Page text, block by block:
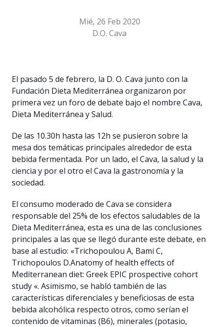
Mié, 26 Feb 2020
D.O. Cava
El pasado 5 de febrero, la D. O. Cava junto con la
Fundación Dieta Mediterránea organizaron por
primera vez un foro de debate bajo el nombre Cava,
Dieta Mediterránea y Salud.
De las 10.30h hasta las 12h se pusieron sobre la
mesa dos temáticas principales alrededor de esta
bebida fermentada. Por un lado, el Cava, la salud y la
ciencia y por el otro el Cava la gastronomía y la
sociedad.
El consumo moderado de Cava se considera
responsable del 25% de los efectos saludables de la
Dieta Mediterránea, esta es una de las conclusiones
principales a las que se llegó durante este debate, en
base al estudio: «Trichopoulou A, Bami C,
Trichopoulos D.Anatomy of health effects of
Mediterranean diet: Greek EPIC prospective cohort
study «. Asimismo, se habló también de las
características diferenciales y beneficiosas de esta
bebida alcohólica respecto otros, como serían el
contenido de vitaminas (B6), minerales (potasio,